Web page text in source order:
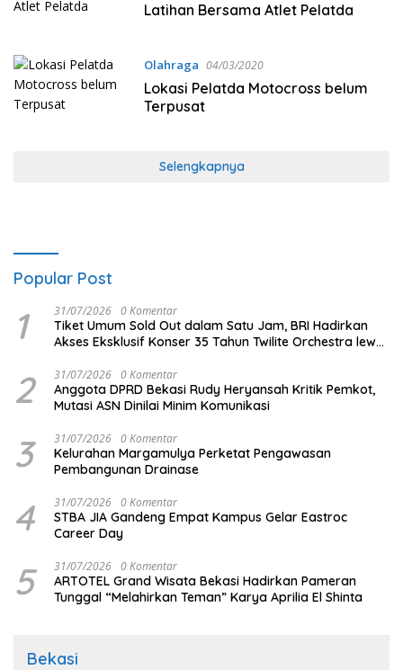
Latihan Bersama Atlet Pelatda
Olahraga 04/03/2020
Lokasi Pelatda Motocross belum
Terpusat
Selengkapnya
Popular Post
1 31/07/2026 0 Komentar
Tiket Umum Sold Out dalam Satu Jam, BRI Hadirkan
Akses Eksklusif Konser 35 Tahun Twilite Orchestra lewat
2 31/07/2026 0 Komentar
Anggota DPRD Bekasi Rudy Heryansah Kritik Pemkot,
Mutasi ASN Dinilai Minim Komunikasi
3 31/07/2026 0 Komentar
Kelurahan Margamulya Perketat Pengawasan
Pembangunan Drainase
4 31/07/2026 0 Komentar
STBA JIA Gandeng Empat Kampus Gelar Eastroc
Career Day
5 31/07/2026 0 Komentar
ARTOTEL Grand Wisata Bekasi Hadirkan Pameran
Tunggal “Melahirkan Teman” Karya Aprilia El Shinta
Bekasi